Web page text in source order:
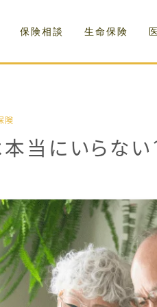
保険相談 生命保険
険
当にいらない